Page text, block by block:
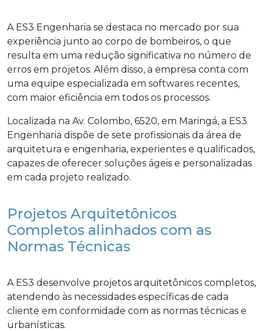
A ES3 Engenharia se destaca no mercado por sua
experiência junto ao corpo de bombeiros, o que
resulta em uma redução significativa no número de
erros em projetos. Além disso, a empresa conta com
uma equipe especializada em softwares recentes,
com maior eficiência em todos os processos.
Localizada na Av. Colombo, 6520, em Maringá, a ES3
Engenharia dispõe de sete profissionais da área de
arquitetura e engenharia, experientes e qualificados,
capazes de oferecer soluções ágeis e personalizadas
em cada projeto realizado.
Projetos Arquitetônicos
Completos alinhados com as
Normas Técnicas
A ES3 desenvolve projetos arquitetônicos completos,
atendendo às necessidades específicas de cada
cliente em conformidade com as normas técnicas e
urbanísticas.